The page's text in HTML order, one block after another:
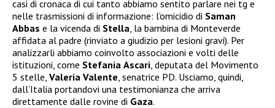
casi di cronaca di cui tanto abbiamo sentito parlare nei tg e
nelle trasmissioni di informazione: l’omicidio di Saman
Abbas e la vicenda di Stella , la bambina di Monteverde
affidata al padre (rinviato a giudizio per lesioni gravi). Per
analizzarli abbiamo coinvolto associazioni e volti delle
istituzioni, come Stefania Ascari , deputata del Movimento
5 stelle, Valeria Valente , senatrice PD. Usciamo, quindi,
dall’Italia portandovi una testimonianza che arriva
direttamente dalle rovine di Gaza.